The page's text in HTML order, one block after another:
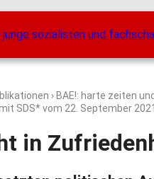
› BAE!: harte zeiten
SDS* vom 22. September 2021
in